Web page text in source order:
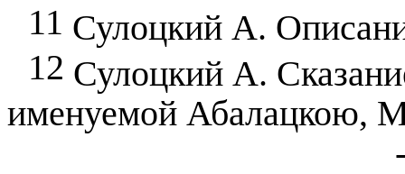
11 Сулоцкий А.
12 Сулоцкий А.
именуемой Абалацкою,